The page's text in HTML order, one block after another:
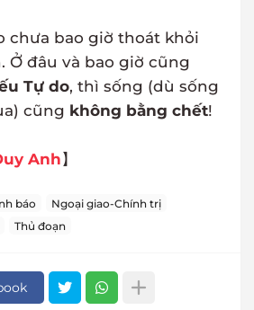
chưa bao giờ thoát khỏi
Ở đâu và bao giờ cũng
Tự do, thì sống (dù sống
cũng không bằng chết!
Anh 】
báo
Ngoại giao-Chính trị
Thủ đoạn